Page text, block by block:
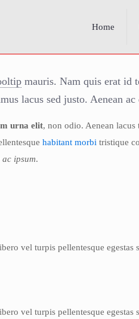
Home
mauris. Nam quis erat id
lacus sed justo. Aenean
urna elit, non odio. Aenean
habitant morbi tristique
ac ipsum.
vel turpis pellentesque
vel turpis pellentesque